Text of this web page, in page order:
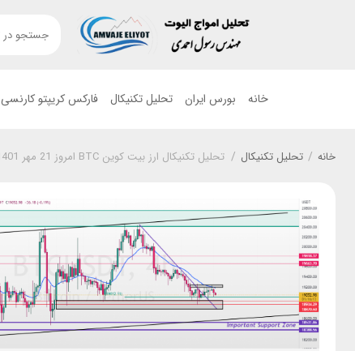
خانه بورس ایران تحلیل تکنیکال فارکس کریپتو کارنسی
خانه / تحلیل تکنیکال / تحلیل تکنیکال ارز بیت کوین BTC امروز 21 مهر 1401